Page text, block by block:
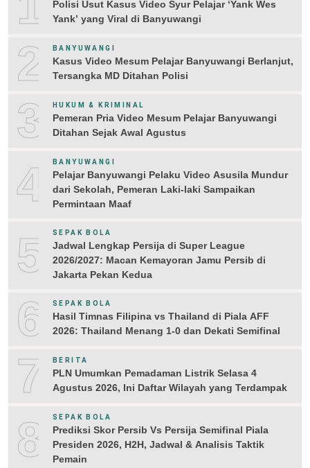
Polisi Usut Kasus Video Syur Pelajar ‘Yank Wes
Yank’ yang Viral di Banyuwangi
2 BANYUWANGI
Kasus Video Mesum Pelajar Banyuwangi Berlanjut,
Tersangka MD Ditahan Polisi
3 HUKUM & KRIMINAL
Pemeran Pria Video Mesum Pelajar Banyuwangi
Ditahan Sejak Awal Agustus
4 BANYUWANGI
Pelajar Banyuwangi Pelaku Video Asusila Mundur
dari Sekolah, Pemeran Laki-laki Sampaikan
Permintaan Maaf
5 SEPAK BOLA
Jadwal Lengkap Persija di Super League
2026/2027: Macan Kemayoran Jamu Persib di
Jakarta Pekan Kedua
6 SEPAK BOLA
Hasil Timnas Filipina vs Thailand di Piala AFF
2026: Thailand Menang 1-0 dan Dekati Semifinal
7 BERITA
PLN Umumkan Pemadaman Listrik Selasa 4
Agustus 2026, Ini Daftar Wilayah yang Terdampak
8 SEPAK BOLA
Prediksi Skor Persib Vs Persija Semifinal Piala
Presiden 2026, H2H, Jadwal & Analisis Taktik
Pemain